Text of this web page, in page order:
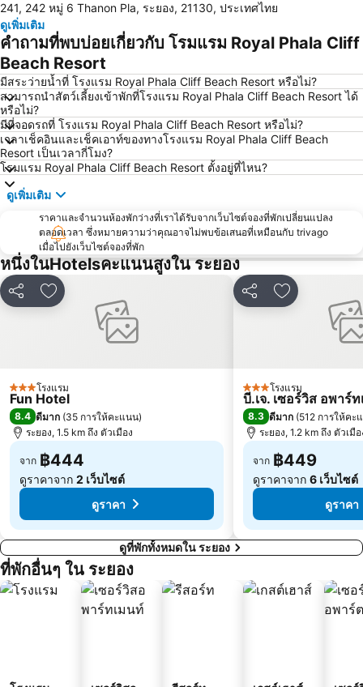
ถนนคนเดิน
แสมสาร
หาดนวล
สนามบินนานาชาติอู่ตะเภา
CentralFestival Pattaya Beach
ท่าเรือแหลมฉบัง
บิ๊กซี เอ็กซ์ตร้า พัทยา3
สถานีรถไฟพัทยา
อนุสาวรีย์กรมหลวงชุมพรเขตอุดมศักดิ์
Bali Hai Pier
พีระเซอร์กิต
Pattaya Floating Market
เอสเอฟเอ็กซ์ ซีเนม่า เซ็นทรัลพัทยาบีช
Art in Paradise
พัทยาเทเลกราฟฮิลล์
241, 242 หมู่ 6 Thanon Pla, ระยอง, 21130, ประเทศไทย
ดูเพิ่มเติม
คำถามที่พบบ่อยเกี่ยวกับ โรมแรม Royal Phala Cliff
Beach Resort
มีสระว่ายน้ำที่ โรงแรม Royal Phala Cliff Beach Resort หรือไม่?
สามารถนำสัตว์เลี้ยงเข้าพักที่โรงแรม Royal Phala Cliff Beach Resort ได้
หรือไม่?
มีที่จอดรถที่ โรงแรม Royal Phala Cliff Beach Resort หรือไม่?
เวลาเช็คอินและเช็คเอาท์ของทางโรงแรม Royal Phala Cliff Beach
Resort เป็นเวลากี่โมง?
โรมแรม Royal Phala Cliff Beach Resort ตั้งอยู่ที่ไหน?
ดูเพิ่มเติม
ราคาและจำนวนห้องพักว่างที่เราได้รับจากเว็บไซต์จองที่พักเปลี่ยนแปลง
ตลอดเวลา ซึ่งหมายความว่าคุณอาจไม่พบข้อเสนอที่เหมือนกับ trivago
เมื่อไปยังเว็บไซต์จองที่พัก
หนึ่งในHotelsคะแนนสูงใน ระยอง
แชร์ เพิ่มในรายการโปรด
3 ดาวโรงแรม
Fun Hotel
8.4 ดีมาก (35 การให้คะแนน)
ระยอง, 1.5 km ถึง ตัวเมือง
จาก ฿444
ดูราคาจาก 2 เว็บไซต์
ดูราคา
แชร์ เพิ่มในรายกา
3 ดาวโรงแรม
บี.เจ. เซอร์วิส อพาร์
8.3 ดีมาก (512 การให้คะ
ระยอง, 1.2 km ถึง ตัวเมือ
จาก ฿449
ดูราคาจาก 6 เว็บไซต์
ดูราคา
ดูที่พักทั้งหมดใน ระยอง
ที่พักอื่นๆ ใน ระยอง